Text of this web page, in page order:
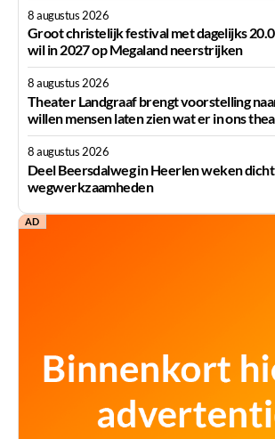
8 augustus 2026
Groot christelijk festival met dagelijks
wil in 2027 op Megaland neerstrijken
8 augustus 2026
Theater Landgraaf brengt voorstelling
willen mensen laten zien wat er in ons
8 augustus 2026
Deel Beersdalweg in Heerlen weken
wegwerkzaamheden
AD